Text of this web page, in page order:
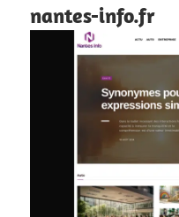
nantes-info.fr